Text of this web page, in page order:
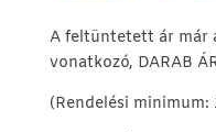
A feltüntetett ár már
vonatkozó, DARAB
(Rendelési